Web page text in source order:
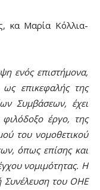
κα Μαρία Κόλλια-
ενός επιστήμονα,
επικεφαλής της
Συμβάσεων, έχει
έργο, της
του νομοθετικού
όπως επίσης και
νομιμότητας. Η
Συνέλευση του ΟΗΕ